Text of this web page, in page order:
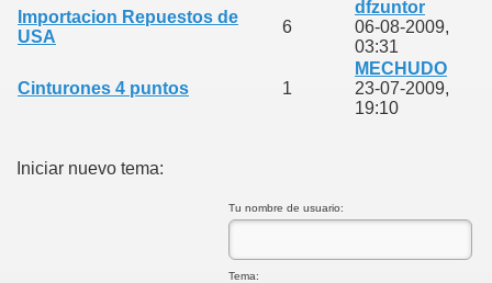
Importacion Repuestos de
USA
6
dfzuntor
06-08-2009,
03:31
Cinturones 4 puntos 1
MECHUDO
23-07-2009,
19:10
Iniciar nuevo tema:
Tu nombre de usuario:
Tema: